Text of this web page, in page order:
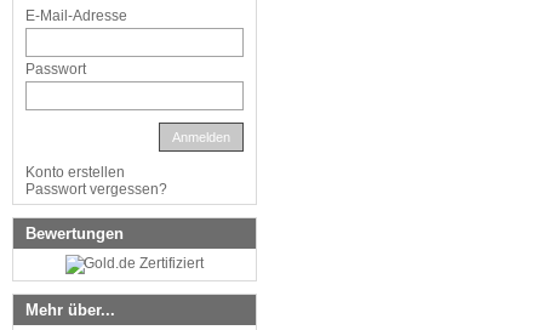
E-Mail-Adresse
Passwort
Anmelden
Konto erstellen
Passwort vergessen?
Bewertungen
Mehr über...